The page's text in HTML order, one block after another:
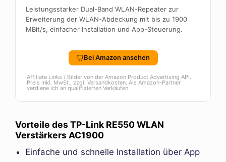
Leistungsstarker Dual-Band WLAN-Repeater zur
Erweiterung der WLAN-Abdeckung mit bis zu 1900
MBit/s, einfacher Installation und App-Steuerung.
Bei Amazon ansehen
Affiliate Links / Bilder von der Amazon Product Advertising API.
Preis inkl. MwSt., zzgl. Versandkosten. Als Amazon-Partner
verdiene ich an qualifizierten Verkäufen.
Vorteile des TP-Link RE550 WLAN
Verstärkers AC1900
Einfache und schnelle Installation über App